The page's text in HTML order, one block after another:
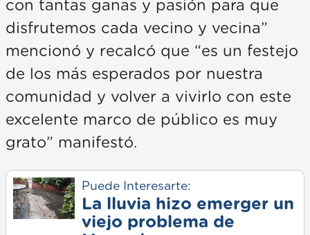
con tantas ganas y pasión para que
disfrutemos cada vecino y vecina”
mencionó y recalcó que “es un festejo
de los más esperados por nuestra
comunidad y volver a vivirlo con este
excelente marco de público es muy
grato” manifestó.
Puede Interesarte:
La lluvia hizo emerger un
viejo problema de